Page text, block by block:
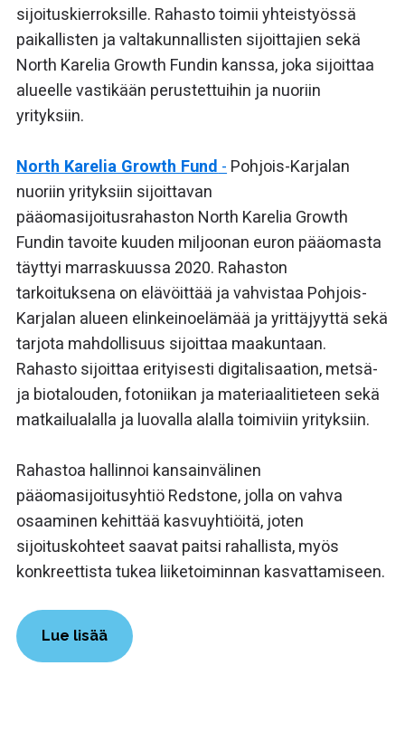
sijoituskierroksille. Rahasto toimii yhteistyössä
paikallisten ja valtakunnallisten sijoittajien sekä
North Karelia Growth Fundin kanssa, joka sijoittaa
alueelle vastikään perustettuihin ja nuoriin
yrityksiin.
North Karelia Growth Fund - Pohjois-Karjalan
nuoriin yrityksiin sijoittavan
pääomasijoitusrahaston North Karelia Growth
Fundin tavoite kuuden miljoonan euron pääomasta
täyttyi marraskuussa 2020. Rahaston
tarkoituksena on elävöittää ja vahvistaa Pohjois-
Karjalan alueen elinkeinoelämää ja yrittäjyyttä sekä
tarjota mahdollisuus sijoittaa maakuntaan.
Rahasto sijoittaa erityisesti digitalisaation, metsä-
ja biotalouden, fotoniikan ja materiaalitieteen sekä
matkailualalla ja luovalla alalla toimiviin yrityksiin.
Rahastoa hallinnoi kansainvälinen
pääomasijoitusyhtiö Redstone, jolla on vahva
osaaminen kehittää kasvuyhtiöitä, joten
sijoituskohteet saavat paitsi rahallista, myös
konkreettista tukea liiketoiminnan kasvattamiseen.
Lue lisää